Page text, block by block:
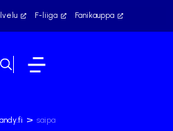
F-liiga Fanikauppa
> saipa